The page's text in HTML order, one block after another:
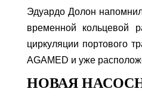
Эдуардо Долон
временной кольцевой
циркуляции портового
AGAMED и уже
НОВАЯ